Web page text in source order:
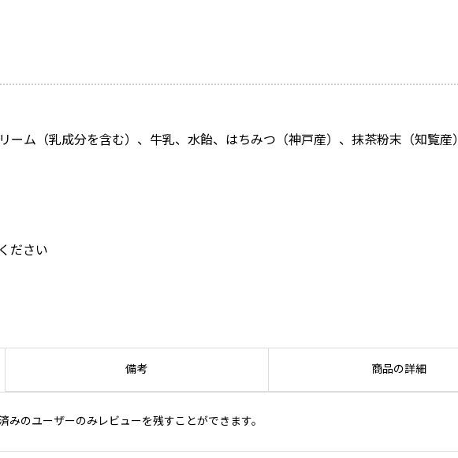
ーム（乳成分を含む）、牛乳、水飴、はちみつ（神戸産）、抹茶粉末（知覧産
ださい
備考 商品の詳細
のユーザーのみレビューを残すことができます。